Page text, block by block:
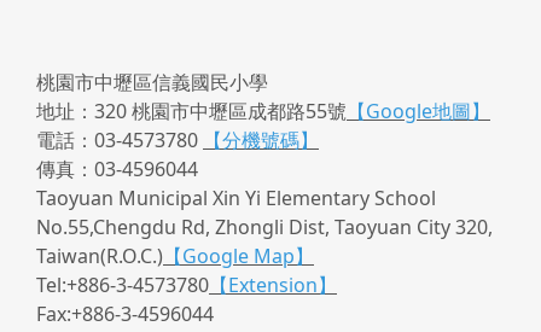
桃園市中壢區信義國民小學
地址：320 桃園市中壢區成都路55號 【Google地圖】
電話：03-4573780
【分機號碼】
傳真：03-4596044
Taoyuan Municipal Xin Yi Elementary School
No.55,Chengdu Rd, Zhongli Dist, Taoyuan City 320,
Taiwan(R.O.C.) 【Google Map】
Tel:+886-3-4573780 【Extension】
Fax:+886-3-4596044